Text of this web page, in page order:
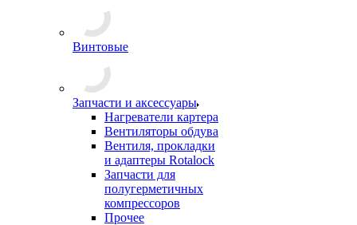
Винтовые
Запчасти и аксессуары
Нагреватели картера
Вентиляторы обдува
Вентиля, прокладки
и адаптеры Rotalock
Запчасти для
полугерметичных
компрессоров
Прочее